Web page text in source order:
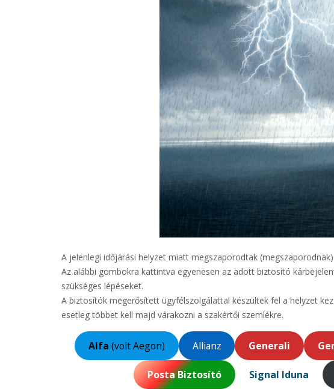
A jelenlegi időjárási helyzet miatt megszaporodtak
Az alábbi gombokra kattintva egyenesen az adott biztosító
szükséges lépéseket.
A biztosítók megerősített ügyfélszolgálattal készültek fel a helyzet
esetleg többet kell majd várakozni a szakértői szemlékre.
Alfa (volt Aegon) Allianz Generali
Posta Biztosító Signal Iduna